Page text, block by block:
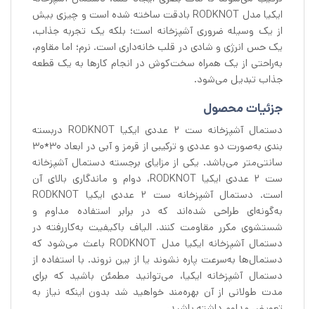
ایکیا مدل RODKNOT بادقت ساخته شده است و چیزی بیش
از یک وسیله ضروری آشپزخانه است؛ بلکه یک تجربه جذاب،
یک حس انرژی و شادی در قلب خانه‌داری است. نرم؛ اما مقاوم،
به‌راحتی از یک همراه سخت‌کوش در انجام کارها به یک قطعه
جذاب تبدیل می‌شود.
جزئیات محصول
دستمال آشپزخانه ست 2 عددی ایکیا RODKNOT دربسته
بندی به‌صورت دو عددی و ترکیبی از قرمز و آبی در ابعاد ۳۰*۳۰
سانتی‌متر می‌باشد. یکی از مزایای برجسته دستمال آشپزخانه
ست ۲ عددی ایکیا RODKNOT، دوام و ماندگاری بالای آن
است. دستمال آشپزخانه ست 2 عددی ایکیا RODKNOT
به‌گونه‌ای طراحی شده‌اند که در برابر استفاده مداوم و
شستشوی مکرر مقاومت کنند. الیاف باکیفیت به‌کاررفته در
دستمال آشپزخانه ایکیا مدل RODKNOT باعث می‌شود که
دستمال‌ها به‌سرعت پاره نشوند یا از بین نروند. با استفاده از
دستمال آشپزخانه ایکیا، می‌توانید مطمئن باشید که برای
مدت طولانی از آن بهره‌مند خواهید شد بدون اینکه نیاز به